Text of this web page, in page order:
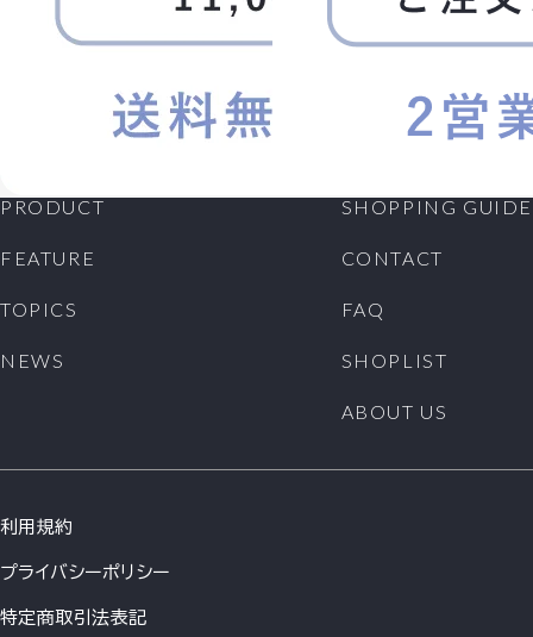
PRODUCT
FEATURE
TOPICS
NEWS
SHOPPING GUIDE
CONTACT
FAQ
SHOPLIST
ABOUT US
利用規約
プライバシーポリシー
特定商取引法表記